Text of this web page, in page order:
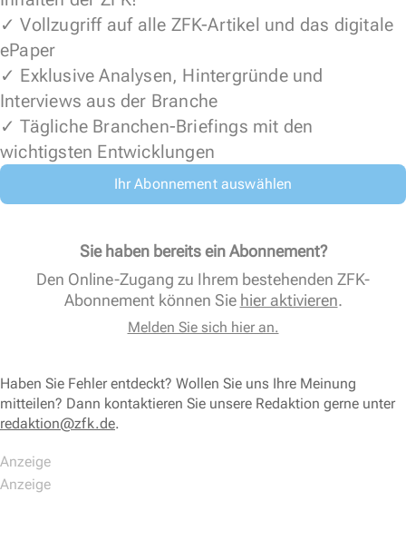
✓ Vollzugriff auf alle ZFK-Artikel und das digitale
ePaper
✓ Exklusive Analysen, Hintergründe und
Interviews aus der Branche
✓ Tägliche Branchen-Briefings mit den
wichtigsten Entwicklungen
Ihr Abonnement auswählen
Sie haben bereits ein Abonnement?
Den Online-Zugang zu Ihrem bestehenden ZFK-
Abonnement können Sie hier aktivieren.
Melden Sie sich hier an.
Haben Sie Fehler entdeckt? Wollen Sie uns Ihre Meinung
mitteilen? Dann kontaktieren Sie unsere Redaktion gerne unter
redaktion@zfk.de.